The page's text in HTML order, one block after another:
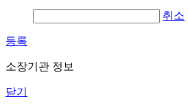
취소
등록
소장기관 정보
닫기